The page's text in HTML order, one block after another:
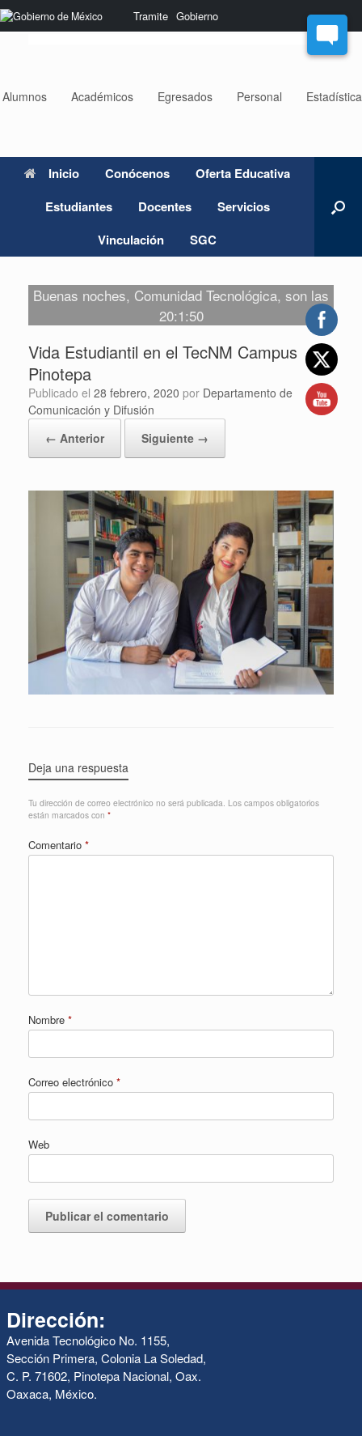
Nota:
este
sistema
Tramite Gobierno
Saltar
al
Alumnos Académicos Egresados Personal
Inicio Conócenos
Oferta Educativa
Estudiantes
Docentes
Servicios
Vinculación
SGC
Buenas noches, Comunidad Tecnológica, son las
20:1:50
Vida Estudiantil en el TecNM Campus
Pinotepa
Publicado el 28 febrero, 2020 por Departamento de
Comunicación y Difusión
← Anterior
Siguiente →
Deja una respuesta
Tu dirección de correo electrónico no será publicada. Los campos obligatorios
están marcados con *
Comentario *
Nombre *
Correo electrónico *
Web
Dirección:
Avenida Tecnológico No. 1155,
Sección Primera, Colonia La Soledad,
C. P. 71602, Pinotepa Nacional, Oax.
Oaxaca, México.